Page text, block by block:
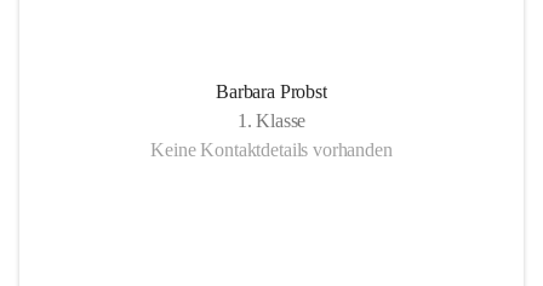
Barbara Probst
1. Klasse
Keine Kontaktdetails vorhanden